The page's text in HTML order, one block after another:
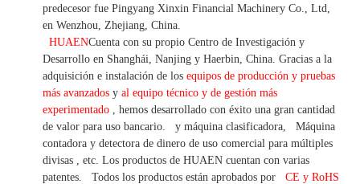
predecesor fue Pingyang Xinxin Financial Machinery Co., Ltd,
en Wenzhou, Zhejiang, China.
HUAENCuenta con su propio Centro de Investigación y
Desarrollo en Shanghái, Nanjing y Haerbin, China. Gracias a la
adquisición e instalación de los equipos de producción y pruebas
más avanzados y al equipo técnico y de gestión más
experimentado
hemos desarrollado con éxito una gran cantidad
de valor para uso bancario. y máquina clasificadora,
Máquina
contadora y detectora de dinero de uso comercial para múltiples
divisas
etc. Los productos de HUAEN cuentan con varias
patentes.
Todos los productos están aprobados por
CE y RoHS